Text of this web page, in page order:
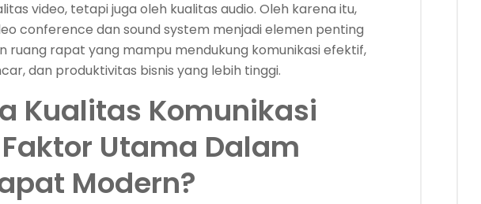
video, tetapi juga oleh kualitas audio. Oleh karena itu,
conference dan sound system menjadi elemen penting
ruang rapat yang mampu mendukung komunikasi efektif,
dan produktivitas bisnis yang lebih tinggi.
Kualitas Komunikasi
Utama Dalam
Modern?